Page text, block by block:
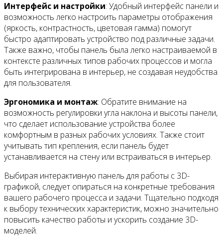
Интерфейс и настройки: Удобный интерфейс панели и
возможность легко настроить параметры отображения
(яркость, контрастность, цветовая гамма) помогут
быстро адаптировать устройство под различные задачи.
Также важно, чтобы панель была легко настраиваемой в
контексте различных типов рабочих процессов и могла
быть интегрирована в интерьер, не создавая неудобства
для пользователя.
Эргономика и монтаж: Обратите внимание на
возможность регулировки угла наклона и высоты панели,
что сделает использование устройства более
комфортным в разных рабочих условиях. Также стоит
учитывать тип крепления, если панель будет
устанавливается на стену или встраиваться в интерьер.
Выбирая интерактивную панель для работы с 3D-
графикой, следует опираться на конкретные требования
вашего рабочего процесса и задачи. Тщательно подходя
к выбору технических характеристик, можно значительно
повысить качество работы и ускорить создание 3D-
моделей.